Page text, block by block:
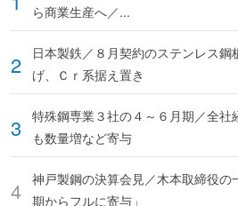
ら商業生産へ／...
日本製鉄／８月契約のステンレス
げ、Ｃｒ系据え置き
特殊鋼専業３社の４～６月期／全
も数量増など寄与
神戸製鋼の決算会見／木本取締役
期からフルに寄与」